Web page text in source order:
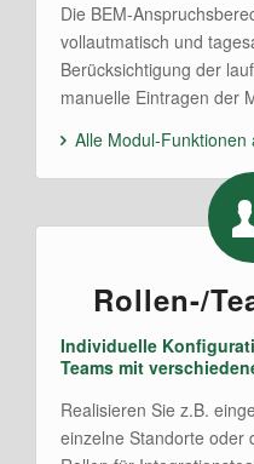
Die BEM-
vollautmatisch und
Berücksichtigung der
manuelle Eintragen der
Alle Modul-Funktionen
Rollen-/
Individuelle
Teams mit
Realisieren Sie z.B.
einzelne Standorte oder